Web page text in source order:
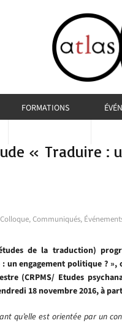
FORMATIONS
« Traduire
Colloque,Communiqués,
de la traduction)
un engagement politique ? »,
(CRPMS/ Etudes
18 novembre 2016, à
qu’elle est orientée par un